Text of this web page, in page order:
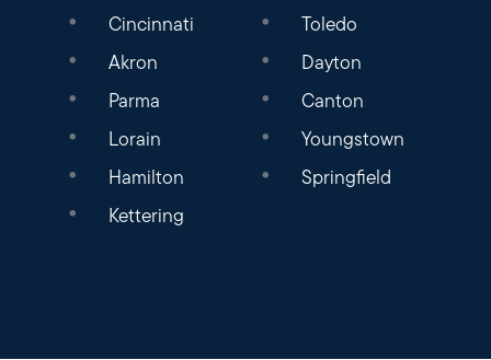
Cincinnati
Toledo
Akron
Dayton
Parma
Canton
Lorain
Youngstown
Hamilton
Springfield
Kettering